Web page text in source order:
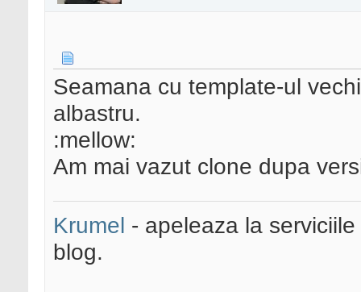
Seamana cu template-ul
albastru.
:mellow:
Am mai vazut clone dupa
Krumel - apeleaza la
blog.